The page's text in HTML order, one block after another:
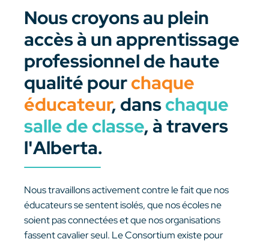
Nous croyons au plein
accès à un apprentissage
professionnel de haute
qualité pourchaque
éducateur, danschaque
salle de classe, à travers
l'Alberta.
Nous travaillons activement contre le fait que nos
éducateurs se sentent isolés, que nos écoles ne
soient pas connectées et que nos organisations
fassent cavalier seul. Le Consortium existe pour